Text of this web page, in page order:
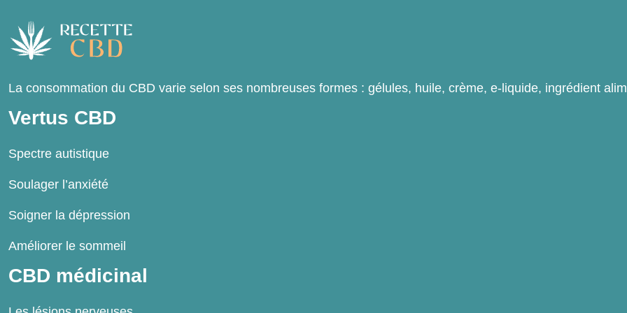
La consommation du CBD varie selon ses nombreuses formes : gélules, huile, crème, e-liquide, ingrédient
Vertus CBD
Spectre autistique
Soulager l’anxiété
Soigner la dépression
Améliorer le sommeil
CBD médicinal